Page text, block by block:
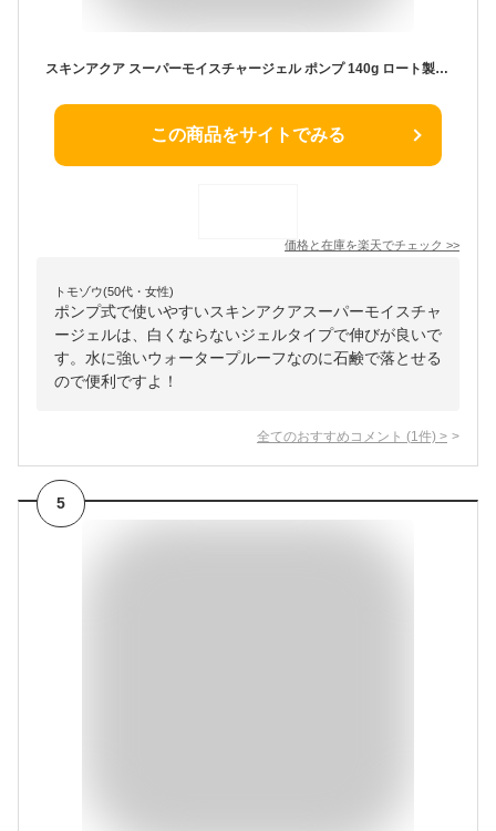
スキンアクア スーパーモイスチャージェル ポンプ 140g ロート製薬 スキンアクアSMジエルP140G
この商品をサイトでみる
価格と在庫を楽天でチェック >>
トモゾウ(50代・女性)
ポンプ式で使いやすいスキンアクアスーパーモイスチャ
ージェルは、白くならないジェルタイプで伸びが良いで
す。水に強いウォータープルーフなのに石鹸で落とせる
ので便利ですよ！
全てのおすすめコメント (1 件) >
5